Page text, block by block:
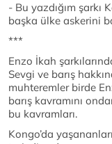
- Bu yazdığım
başka ülke askerini
***
Enzo İkah
Sevgi ve barış
muhteremler birde
barış kavramını
bu kavramları.
Kongo’da